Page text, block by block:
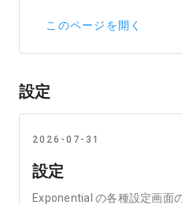
このページを開く
設定
2026-07-31
設定
Exponential の各種設定画面